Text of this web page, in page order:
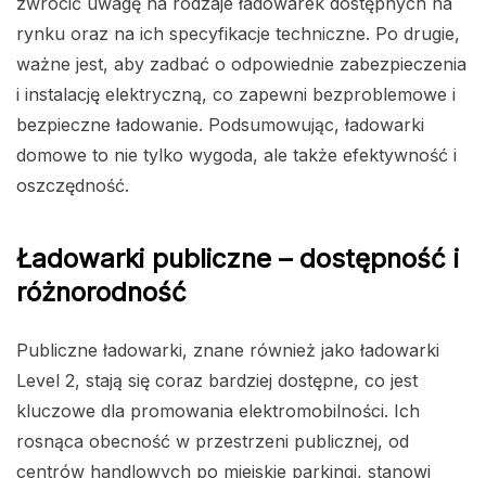
rynku oraz na ich specyfikacje techniczne. Po drugie,
ważne jest, aby zadbać o odpowiednie zabezpieczenia
i instalację elektryczną, co zapewni bezproblemowe i
bezpieczne ładowanie. Podsumowując, ładowarki
domowe to nie tylko wygoda, ale także efektywność i
oszczędność.
Ładowarki publiczne – dostępność i
różnorodność
Publiczne ładowarki, znane również jako ładowarki
Level 2, stają się coraz bardziej dostępne, co jest
kluczowe dla promowania elektromobilności. Ich
rosnąca obecność w przestrzeni publicznej, od
centrów handlowych po miejskie parkingi, stanowi